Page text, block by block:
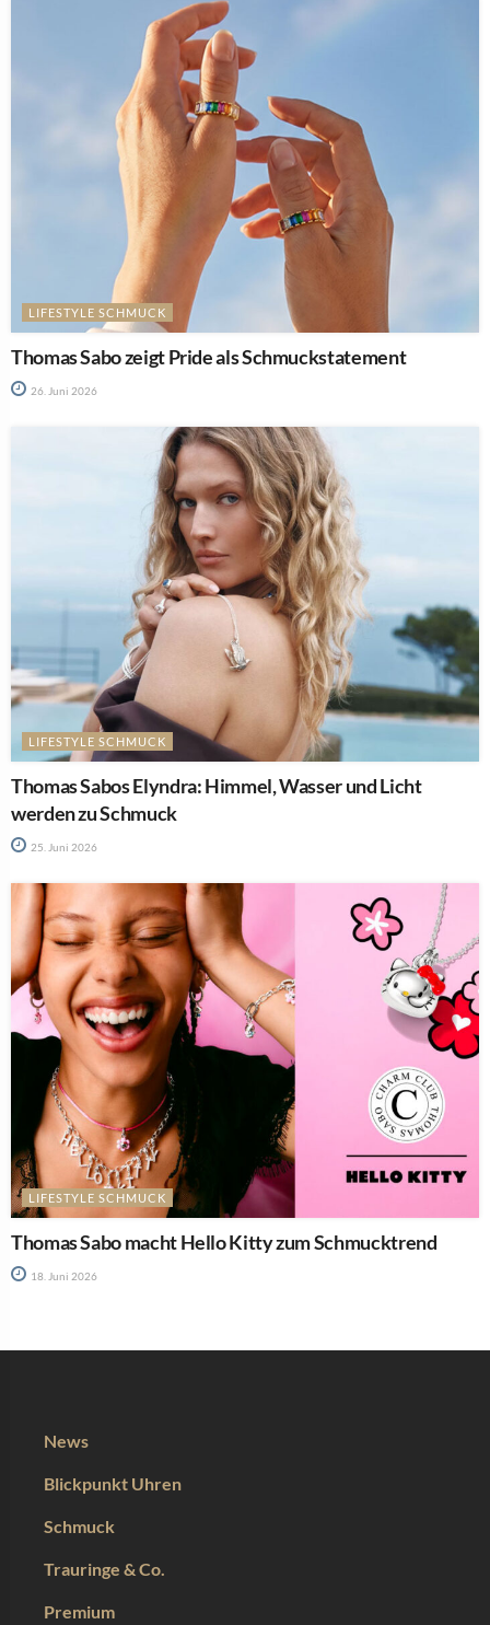
LIFESTYLE SCHMUCK
Thomas Sabo zeigt Pride als Schmuckstatement
26. Juni 2026
LIFESTYLE SCHMUCK
Thomas Sabos Elyndra: Himmel, Wasser und Licht
werden zu Schmuck
25. Juni 2026
LIFESTYLE SCHMUCK
Thomas Sabo macht Hello Kitty zum Schmucktrend
18. Juni 2026
News
Blickpunkt Uhren
Schmuck
Trauringe & Co.
Premium